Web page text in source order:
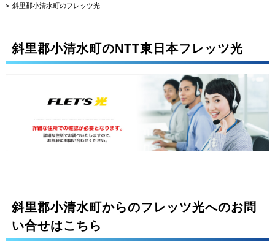
斜里郡小清水町のフレッツ光
斜里郡小清水町のNTT東日本フレッツ光
斜里郡小清水町からのフレッツ光へのお問
い合せはこちら